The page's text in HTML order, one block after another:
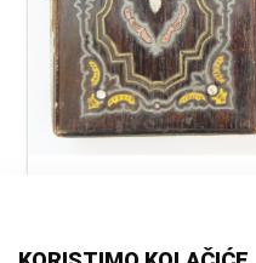
građe: